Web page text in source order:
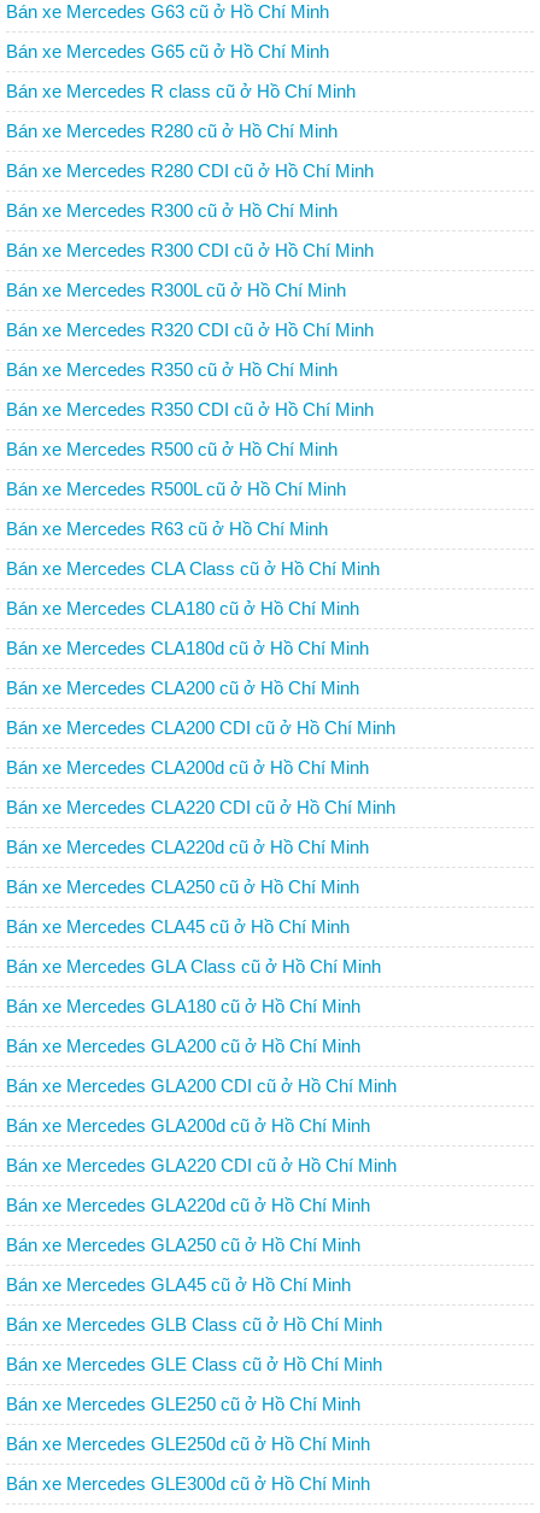
Bán xe Mercedes G63 cũ ở Hồ Chí Minh
Bán xe Mercedes G65 cũ ở Hồ Chí Minh
Bán xe Mercedes R class cũ ở Hồ Chí Minh
Bán xe Mercedes R280 cũ ở Hồ Chí Minh
Bán xe Mercedes R280 CDI cũ ở Hồ Chí Minh
Bán xe Mercedes R300 cũ ở Hồ Chí Minh
Bán xe Mercedes R300 CDI cũ ở Hồ Chí Minh
Bán xe Mercedes R300L cũ ở Hồ Chí Minh
Bán xe Mercedes R320 CDI cũ ở Hồ Chí Minh
Bán xe Mercedes R350 cũ ở Hồ Chí Minh
Bán xe Mercedes R350 CDI cũ ở Hồ Chí Minh
Bán xe Mercedes R500 cũ ở Hồ Chí Minh
Bán xe Mercedes R500L cũ ở Hồ Chí Minh
Bán xe Mercedes R63 cũ ở Hồ Chí Minh
Bán xe Mercedes CLA Class cũ ở Hồ Chí Minh
Bán xe Mercedes CLA180 cũ ở Hồ Chí Minh
Bán xe Mercedes CLA180d cũ ở Hồ Chí Minh
Bán xe Mercedes CLA200 cũ ở Hồ Chí Minh
Bán xe Mercedes CLA200 CDI cũ ở Hồ Chí Minh
Bán xe Mercedes CLA200d cũ ở Hồ Chí Minh
Bán xe Mercedes CLA220 CDI cũ ở Hồ Chí Minh
Bán xe Mercedes CLA220d cũ ở Hồ Chí Minh
Bán xe Mercedes CLA250 cũ ở Hồ Chí Minh
Bán xe Mercedes CLA45 cũ ở Hồ Chí Minh
Bán xe Mercedes GLA Class cũ ở Hồ Chí Minh
Bán xe Mercedes GLA180 cũ ở Hồ Chí Minh
Bán xe Mercedes GLA200 cũ ở Hồ Chí Minh
Bán xe Mercedes GLA200 CDI cũ ở Hồ Chí Minh
Bán xe Mercedes GLA200d cũ ở Hồ Chí Minh
Bán xe Mercedes GLA220 CDI cũ ở Hồ Chí Minh
Bán xe Mercedes GLA220d cũ ở Hồ Chí Minh
Bán xe Mercedes GLA250 cũ ở Hồ Chí Minh
Bán xe Mercedes GLA45 cũ ở Hồ Chí Minh
Bán xe Mercedes GLB Class cũ ở Hồ Chí Minh
Bán xe Mercedes GLE Class cũ ở Hồ Chí Minh
Bán xe Mercedes GLE250 cũ ở Hồ Chí Minh
Bán xe Mercedes GLE250d cũ ở Hồ Chí Minh
Bán xe Mercedes GLE300d cũ ở Hồ Chí Minh